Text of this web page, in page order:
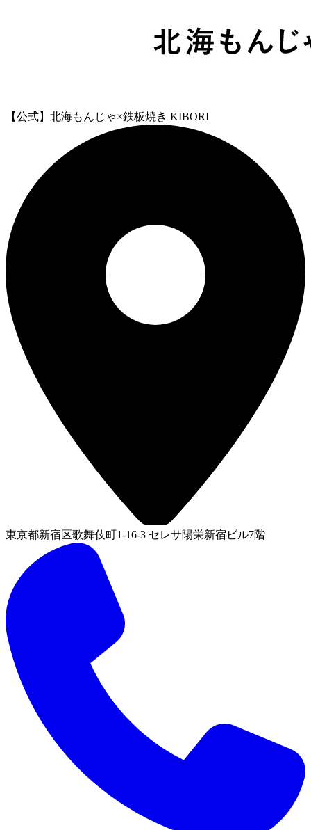
【公式】北海もんじゃ×鉄板焼き KIBORI
東京都新宿区歌舞伎町1-16-3 セレサ陽栄新宿ビル7階